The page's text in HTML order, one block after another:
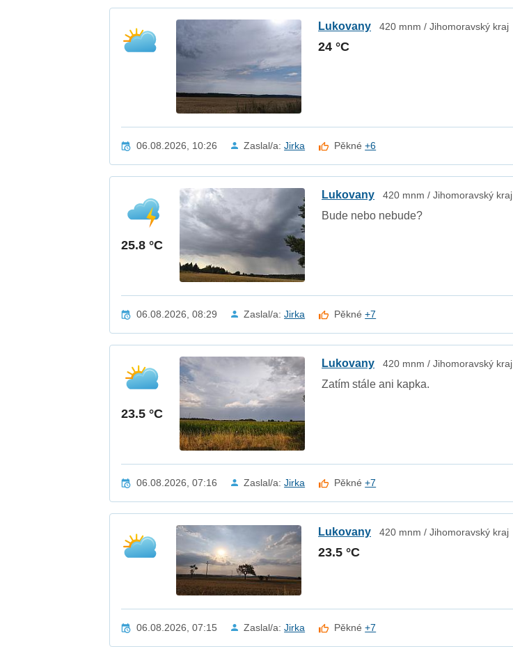
Lukovany 420 mnm / Jihomoravský kraj
24 °C
06.08.2026, 10:26 Zaslal/a:Jirka Pěkné+6
25.8 °C
Lukovany 420 mnm / Jihomoravský kraj
Bude nebo nebude?
06.08.2026, 08:29 Zaslal/a:Jirka Pěkné+7
23.5 °C
Lukovany 420 mnm / Jihomoravský kraj
Zatím stále ani kapka.
06.08.2026, 07:16 Zaslal/a:Jirka Pěkné+7
Lukovany 420 mnm / Jihomoravský kraj
23.5 °C
06.08.2026, 07:15 Zaslal/a:Jirka Pěkné+7